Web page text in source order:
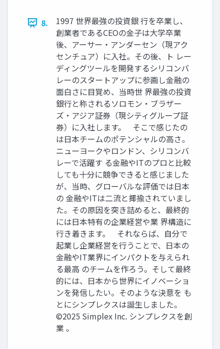
8.
1997 世界最強の投資銀 行を卒業し、
創業者であるCEOの金子は大学卒業
後、アーサー・アンダーセン（現アク
センチュア）に入社。その後、ト レー
ディングツールを開発するシリコンバ
レーのスタートアップに参画し金融の
面白さに目覚め、当時世 界最強の投資
銀行と称されるソロモン・ブラザー
ズ・アジア証券（現シティグループ証
券）に入社します。 そこで感じたの
は日本チームのポテンシャルの高さ。
ニューヨークやロンドン、シリコンバ
レーで活躍す る金融やITのプロと比較
しても十分に競争できると感じました
が、当時、グローバルな評価では日本
の 金融やITは二流と揶揄されていまし
た。その原因を突き詰めると、最終的
には日本特有の企業経営や業 界構造に
行き着きます。 それならば、自分で
起業し企業経営を行うことで、日本の
金融やIT業界にインパクトを与えられ
る最高 のチームを作ろう。そして最終
的には、日本から世界にイノベーショ
ンを発信したい。そのような決意を も
とにシンプレクスは誕生しました。
©2025 Simplex Inc. シンプレクスを創
業 。